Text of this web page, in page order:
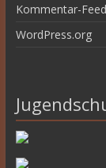
Kommentar-Feed
WordPress.org